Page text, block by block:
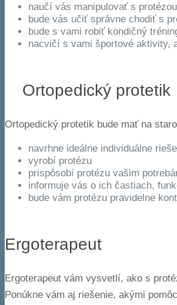
naučí vás manipulovať s protézou
bude vás učiť správne chodiť s
bude s vami robiť kondičný
nacvičí s vami športové aktivity,
Ortopedický protetik
Ortopedický protetik bude mať na
navrhne ideálne individuálne
vyrobí protézu
prispôsobí protézu vašim
informuje vás o ich častiach,
bude vám protézu pravidelne
Ergoterapeut
Ergoterapeut vám vysvetlí, ako s
Ponúkne vám aj riešenie, akými